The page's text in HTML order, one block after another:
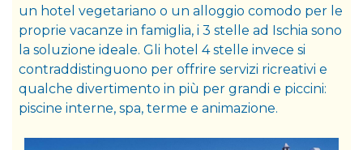
un hotel vegetariano o un alloggio comodo per le
proprie vacanze in famiglia, i 3 stelle ad Ischia sono
la soluzione ideale. Gli hotel 4 stelle invece si
contraddistinguono per offrire servizi ricreativi e
qualche divertimento in più per grandi e piccini:
piscine interne, spa, terme e animazione.